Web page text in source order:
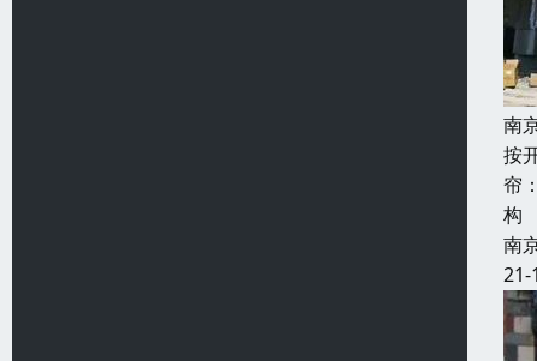
南
按
帘
构
南
21-